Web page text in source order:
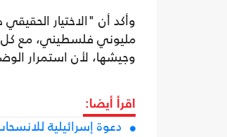
وأكد أن "الاختيار
مليوني فلسطيني، مع كل
وجيشها، لأن استمرار
اقرأ أيضا:
دعوة إسرائيلية